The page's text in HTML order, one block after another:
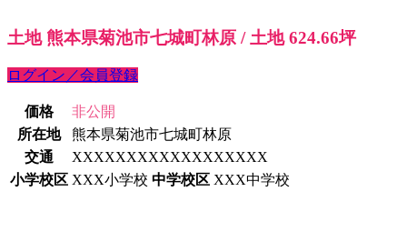
土地 熊本県菊池市七城町林原 / 土地 624.66坪
ログイン／会員登録
価格
非公開
所在地
熊本県菊池市七城町林原
交通
XXXXXXXXXXXXXXXXXX
小学校区 XXX小学校 中学校区 XXX中学校